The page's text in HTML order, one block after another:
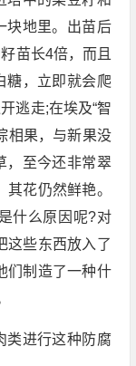
块地里。出苗后
苗长4倍，而且
糖，立即就会爬
逃走;在埃及“智
相果，与新果没
，至今还非常翠
花仍然鲜艳。
什么原因呢?对
这些东西放入了
们制造了一种什
类进行这种防腐